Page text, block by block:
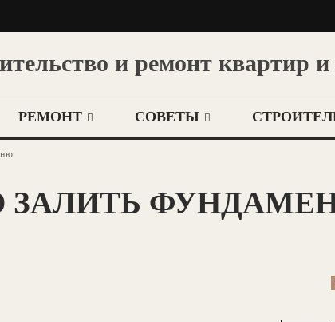
и ремонт квартир
РЕМОНТ СОВЕТЫ
ЗАЛИТЬ